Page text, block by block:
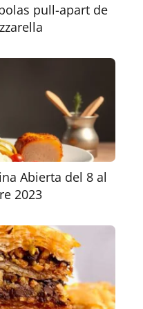
pull-apart de
Abierta del 8 al
2023